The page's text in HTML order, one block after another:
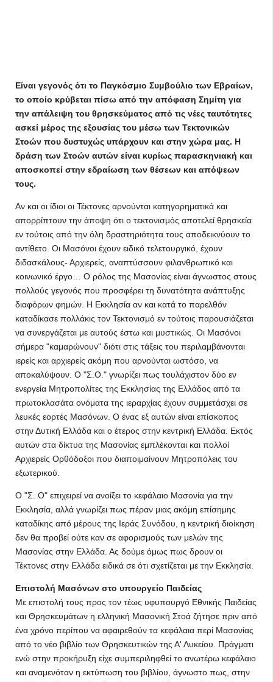
Είναι γεγονός ότι το Παγκόσμιο Συμβούλιο των Εβραίων,
το οποίο κρύβεται πίσω από την απόφαση Σημίτη για
την απάλειψη του θρησκεύματος από τις νέες ταυτότητες
ασκεί μέρος της εξουσίας του μέσω των Τεκτονικών
Στοών που δυστυχώς υπάρχουν και στην χώρα μας. Η
δράση των Στοών αυτών είναι κυρίως παρασκηνιακή και
αποσκοπεί στην εδραίωση των θέσεων και απόψεων
τους.
Αν και οι ίδιοι οι Τέκτονες αρνούνται κατηγορηματικά και
απορρίπτουν την άποψη ότι ο τεκτονισμός αποτελεί θρησκεία
εν τούτοις από την όλη δραστηριότητα τους αποδεικνύουν το
αντίθετο. Οι Μασόνοι έχουν ειδικό τελετουργικό, έχουν
διδασκάλους- Αρχιερείς, αναπτύσσουν φιλανθρωπικό και
κοινωνικό έργο… Ο ρόλος της Μασονίας είναι άγνωστος στους
πολλούς γεγονός που προσφέρει τη δυνατότητα ανάπτυξης
διαφόρων φημών. Η Εκκλησία αν και κατά το παρελθόν
καταδίκασε πολλάκις τον Τεκτονισμό εν τούτοις παρουσιάζεται
να συνεργάζεται με αυτούς έστω και μυστικώς. Οι Μασόνοι
σήμερα "καμαρώνουν" διότι στις τάξεις του περιλαμβάνονται
ιερείς και αρχιερείς ακόμη που αρνούνται ωστόσο, να
αποκαλύψουν. Ο "Σ.Ο." γνωρίζει πως τουλάχιστον δύο εν
ενεργεία Μητροπολίτες της Εκκλησίας της Ελλάδος από τα
πρωτοκλασάτα ονόματα της ιεραρχίας έχουν συμμετάσχει σε
λευκές εορτές Μασόνων. Ο ένας εξ αυτών είναι επίσκοπος
στην Δυτική Ελλάδα και ο έτερος στην κεντρική Ελλάδα. Εκτός
αυτών στα δίκτυα της Μασονίας εμπλέκονται και πολλοί
Αρχιερείς Ορθόδοξοι που διαποιμαίνουν Μητροπόλεις του
εξωτερικού.
Ο "Σ. Ο" επιχειρεί να ανοίξει το κεφάλαιο Μασονία για την
Εκκλησία, αλλά γνωρίζει πως πέραν μιας ακόμη επίσημης
καταδίκης από μέρους της Ιεράς Συνόδου, η κεντρική διοίκηση
δεν θα προβεί ούτε καν σε αφορισμούς των μελών της
Μασονίας στην Ελλάδα. Ας δούμε όμως πως δρουν οι
Τέκτονες στην Ελλάδα ειδικά σε ότι σχετίζεται με την Εκκλησία.
Επιστολή Μασόνων στο υπουργείο Παιδείας
Με επιστολή τους προς τον τέως υφυπουργό Εθνικής Παιδείας
και Θρησκευμάτων η ελληνική Μασονική Στοά ζήτησε πριν από
ένα χρόνο περίπου να αφαιρεθούν τα κεφάλαια περί Μασονίας
από το νέο βιβλίο των Θρησκευτικών της Α' Λυκείου. Πράγματι
ενώ στην προκήρυξη είχε συμπεριληφθεί το ανωτέρω κεφάλαιο
και αναμενόταν η εκτύπωση του βιβλίου, άγνωστο πως, στην